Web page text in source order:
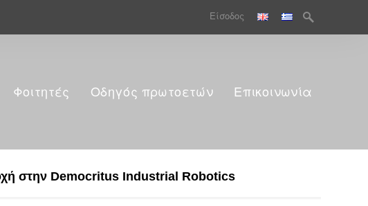
Είσοδος
Search
for:
Φοιτητές Οδηγός πρωτοετών Επικοινωνία
στην Democritus Industrial Robotics